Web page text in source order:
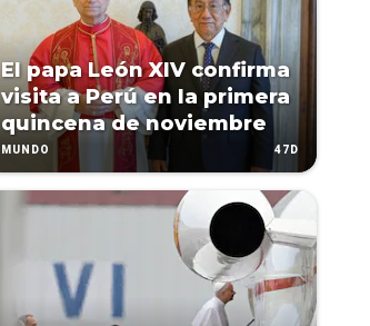
El papa León XIV confirma
visita a Perú en la primera
quincena de noviembre
MUNDO 47D